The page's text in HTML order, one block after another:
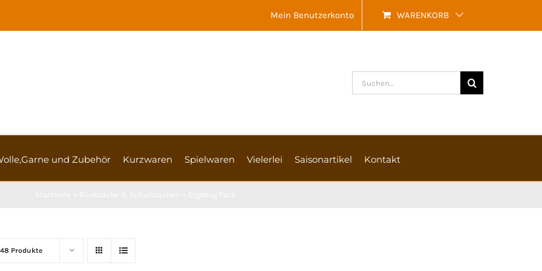
Mein Benutzerkonto WARENKORB
Suche
nach:
und Zubehör Kurzwaren Spielwaren Vielerlei Saisonartikel Kontakt
48 Produkte